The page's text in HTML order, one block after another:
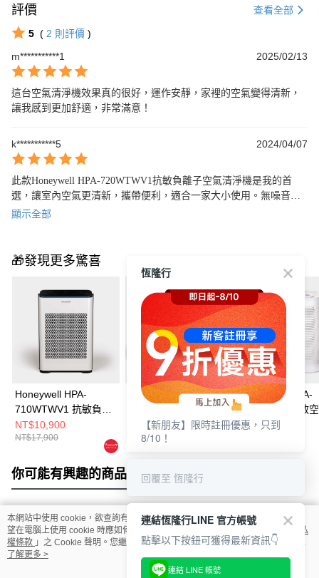
評價 查看全部
5 ( 2 則評價 )
m***********1
2025/02/13
這台空氣清淨機效果真的很好，運作安靜，家裡的空氣變得清新，
讓我感到更加舒適，非常滿意！
k***********5 2024/04/07
此款Honeywell HPA-720WTWV1抗敏負離子空氣清淨機是我的首
選，讓室內空氣更清新，攜帶便利，適合一家大小使用。無噪音，
讓我家的睡眠品質提升。值得推薦的好產品！
顯示全部
🎁發現更多驚喜
Honeywell HPA-
710WTWV1 抗敏負離
子空氣清淨機
NT$10,900
NT$17,900
【雙入組】Honeywell
710WTWV1+HPA-
720WTWV1 抗敏負離
NT$19,999
NT$38,800
Honeywell HPA-
100APTW 抗敏
淨機
NT$3,990
你可能有興趣的商品 全站排行
熱門標籤
本網站中使用 cookie，欲查詢有關本網站使用 cookie 方式之詳情，及若您不希
望在電腦上使用 cookie 時應如何變更電腦的 cookie 設定，請參閱本網站「
隱私
權條款 」之 Cookie 聲明。您繼續使用本網站即表示您同意本公司得按本網站使
用條款之 Cookie 聲明使用 cookie。
了解更多 >
恆隆行
【新朋友】限時註冊優惠，只到
8/10！
回覆至 恆隆行
連結恆隆行LINE 官方帳號
點擊以下按鈕可獲得最新資訊👇
連結 LINE 帳號